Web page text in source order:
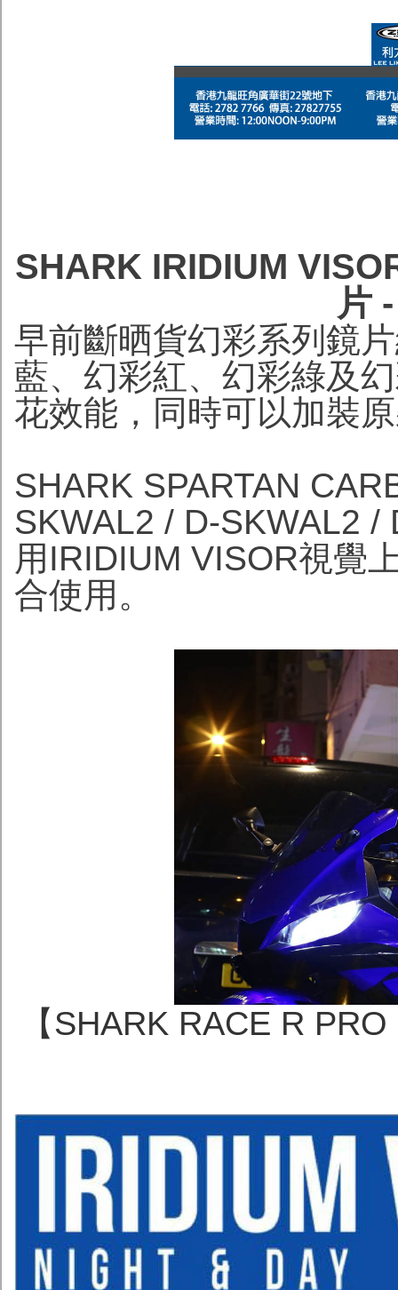
SHARK IRIDIUM
片
早前斷晒貨幻彩系列鏡
藍、幻彩紅、幻彩綠及
花效能，同時可以加裝
SHARK SPARTAN
SKWAL2 / D-SKWAL2 /
用IRIDIUM VISOR視覺
合使用。
【SHARK RACE R